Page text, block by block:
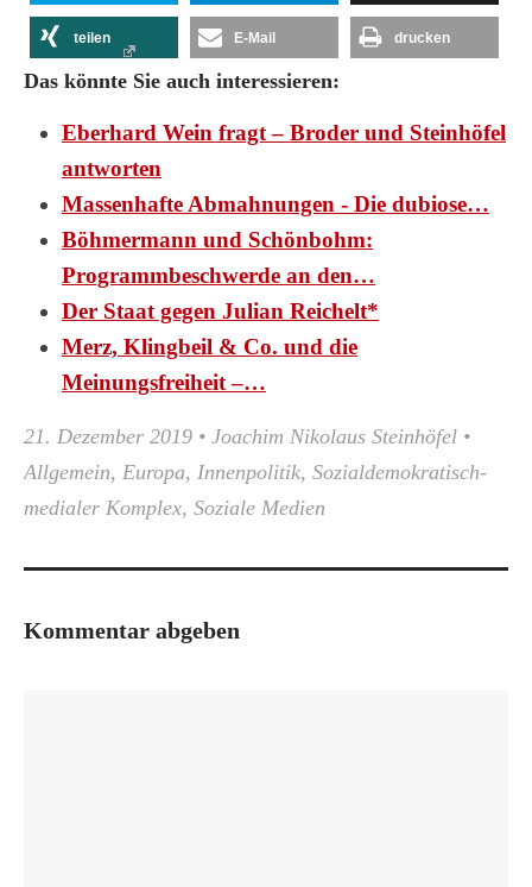
teilen E-Mail drucken
Das könnte Sie auch interessieren:
Eberhard Wein fragt – Broder und Steinhöfel
antworten
Massenhafte Abmahnungen - Die dubiose…
Böhmermann und Schönbohm:
Programmbeschwerde an den…
Der Staat gegen Julian Reichelt*
Merz, Klingbeil & Co. und die
Meinungsfreiheit –…
21. Dezember 2019 • Joachim Nikolaus Steinhöfel •
Allgemein, Europa, Innenpolitik, Sozialdemokratisch-
medialer Komplex, Soziale Medien
Kommentar abgeben